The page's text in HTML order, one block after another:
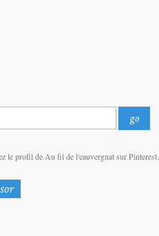
le profil de Au fil de l'eauvergnat sur Pinterest.